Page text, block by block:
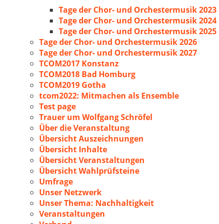
Tage der Chor- und Orchestermusik 2023
Tage der Chor- und Orchestermusik 2024
Tage der Chor- und Orchestermusik 2025
Tage der Chor- und Orchestermusik 2026
Tage der Chor- und Orchestermusik 2027
TCOM2017 Konstanz
TCOM2018 Bad Homburg
TCOM2019 Gotha
tcom2022: Mitmachen als Ensemble
Test page
Trauer um Wolfgang Schröfel
Über die Veranstaltung
Übersicht Auszeichnungen
Übersicht Inhalte
Übersicht Veranstaltungen
Übersicht Wahlprüfsteine
Umfrage
Unser Netzwerk
Unser Thema: Nachhaltigkeit
Veranstaltungen